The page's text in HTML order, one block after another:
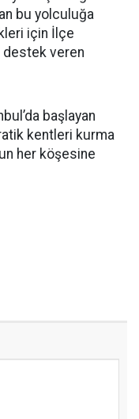
bu yolculuğa
için İlçe
destek veren
başlayan
kentleri kurma
her köşesine